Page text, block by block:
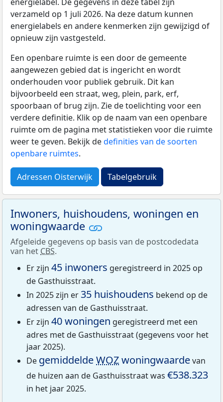
verzameld op 1 juli 2026. Na deze datum kunnen
energielabels en andere kenmerken zijn gewijzigd of
opnieuw zijn vastgesteld.
Een openbare ruimte is een door de gemeente
aangewezen gebied dat is ingericht en wordt
onderhouden voor publiek gebruik. Dit kan
bijvoorbeeld een straat, weg, plein, park, erf,
spoorbaan of brug zijn. Zie de toelichting voor een
verdere definitie. Klik op de naam van een openbare
ruimte om de pagina met statistieken voor die ruimte
weer te geven. Bekijk dedefinities van de soorten
openbare ruimtes.
Adressen Oisterwijk Tabelgebruik
Inwoners, huishoudens, woningen en
woningwaarde
Afgeleide gegevens op basis van de postcodedata
van het CBS.
Er zijn 45 inwoners geregistreerd in 2025 op
de Gasthuisstraat.
In 2025 zijn er 35 huishoudens bekend op de
adressen van de Gasthuisstraat.
Er zijn 40 woningen geregistreerd met een
adres met de Gasthuisstraat (gegevens voor het
jaar 2025).
De gemiddeldeWOZwoningwaardevan
de huizen aan de Gasthuisstraat was €538.323
in het jaar 2025.